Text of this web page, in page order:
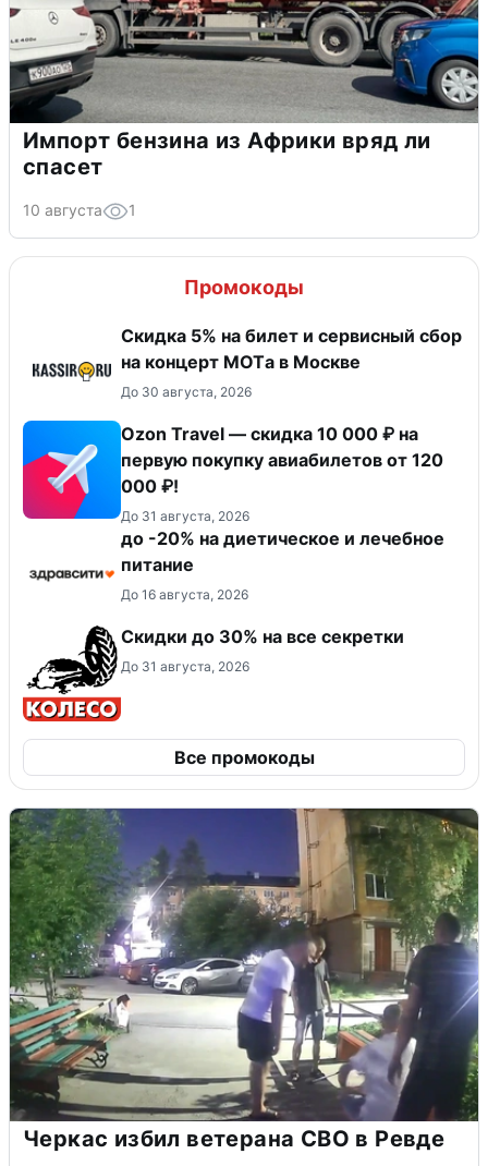
Импорт бензина из Африки вряд ли
спасет
10 августа 1
Промокоды
Скидка 5% на билет и сервисный сбор
на концерт MOTа в Москве
До 30 августа, 2026
Ozon Travel — скидка 10 000 ₽ на
первую покупку авиабилетов от 120
000 ₽!
До 31 августа, 2026
до -20% на диетическое и лечебное
питание
До 16 августа, 2026
Скидки до 30% на все секретки
До 31 августа, 2026
Все промокоды
Черкас избил ветерана СВО в Ревде